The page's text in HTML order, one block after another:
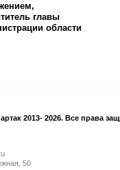
главы
области
2013- 2026. Все права
50